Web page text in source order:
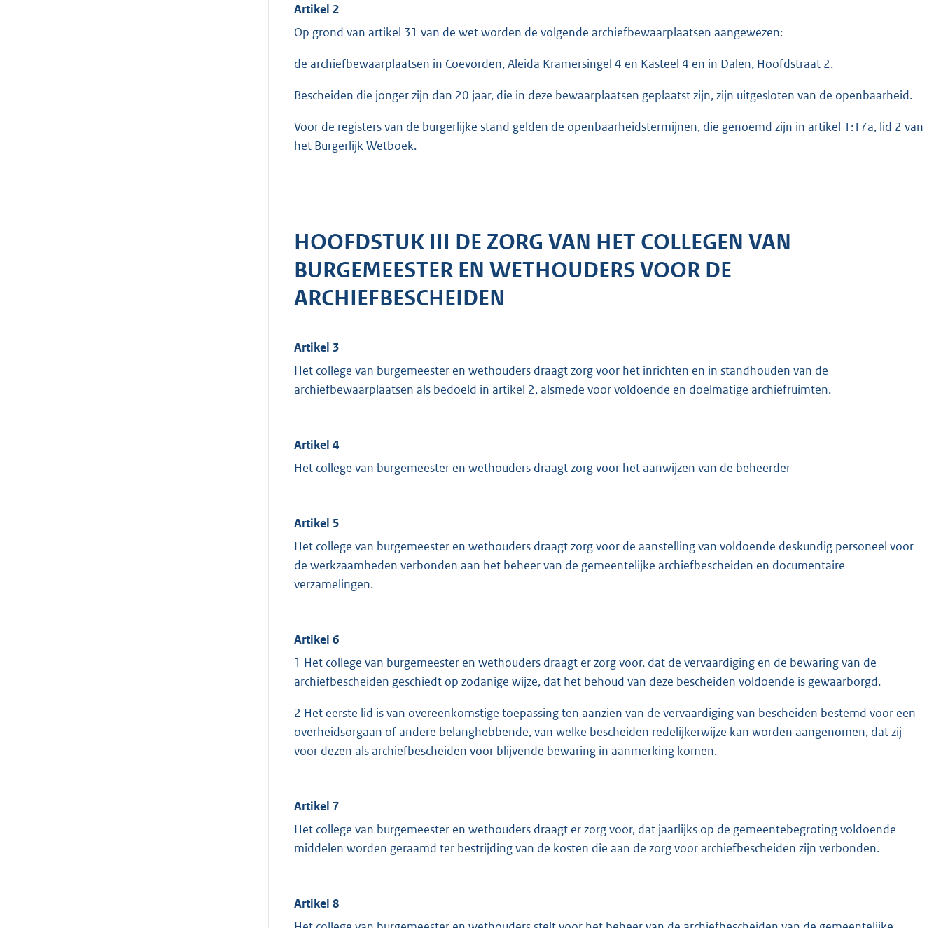
Artikel 2
Op grond van artikel 31 van de wet worden de volgende archiefbewaarplaatsen aangewezen:
de archiefbewaarplaatsen in Coevorden, Aleida Kramersingel 4 en Kasteel 4 en in Dalen, Hoofdstraat 2.
Bescheiden die jonger zijn dan 20 jaar, die in deze bewaarplaatsen geplaatst zijn, zijn uitgesloten van de openbaarheid.
Voor de registers van de burgerlijke stand gelden de openbaarheidstermijnen, die genoemd zijn in artikel 1:17a, lid 2 van
het Burgerlijk Wetboek.
HOOFDSTUK III DE ZORG VAN HET COLLEGEN VAN
BURGEMEESTER EN WETHOUDERS VOOR DE
ARCHIEFBESCHEIDEN
Artikel 3
Het college van burgemeester en wethouders draagt zorg voor het inrichten en in standhouden van de
archiefbewaarplaatsen als bedoeld in artikel 2, alsmede voor voldoende en doelmatige archiefruimten.
Artikel 4
Het college van burgemeester en wethouders draagt zorg voor het aanwijzen van de beheerder
Artikel 5
Het college van burgemeester en wethouders draagt zorg voor de aanstelling van voldoende deskundig personeel voor
de werkzaamheden verbonden aan het beheer van de gemeentelijke archiefbescheiden en documentaire
verzamelingen.
Artikel 6
1 Het college van burgemeester en wethouders draagt er zorg voor, dat de vervaardiging en de bewaring van de
archiefbescheiden geschiedt op zodanige wijze, dat het behoud van deze bescheiden voldoende is gewaarborgd.
2 Het eerste lid is van overeenkomstige toepassing ten aanzien van de vervaardiging van bescheiden bestemd voor een
overheidsorgaan of andere belanghebbende, van welke bescheiden redelijkerwijze kan worden aangenomen, dat zij
voor dezen als archiefbescheiden voor blijvende bewaring in aanmerking komen.
Artikel 7
Het college van burgemeester en wethouders draagt er zorg voor, dat jaarlijks op de gemeentebegroting voldoende
middelen worden geraamd ter bestrijding van de kosten die aan de zorg voor archiefbescheiden zijn verbonden.
Artikel 8